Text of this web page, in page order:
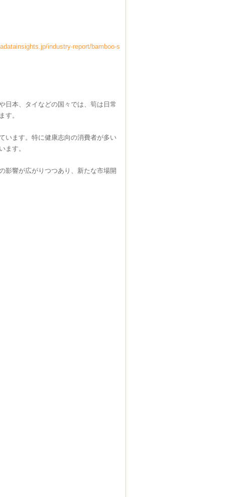
industry-report/bamboo-s
日本、タイなどの国々では、筍は日常
す。
います。特に健康志向の消費者が多い
ます。
影響が広がりつつあり、新たな市場開